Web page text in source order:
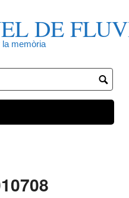
DE
la memòria